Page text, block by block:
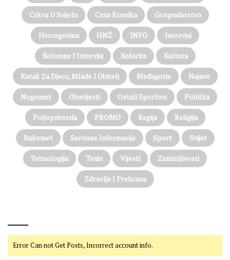
Crkva U Svijetu Crna Kronika Gospodarstvo
Hercegovina HNŽ INFO Intervjui
Kolumne I Intervjui Košarka Kultura
Kutak Za Djecu, Mlade I Obitelj Međugorje Najave
Nogomet Obavijesti Ostali Sportovi Politika
Poljoprivreda PROMO Regija Religija
Rukomet Servisne Informacije Sport Svijet
Tehnologija Tenis Vijesti Zanimljivosti
Zdravlje I Prehrana
Error Can not Get Posts, Incorrect account info.